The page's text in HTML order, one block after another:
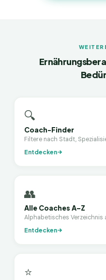
🔍
Coach-Finder
Filtere nach Stadt,
Entdecken
👥
Alle Coaches A–Z
Alphabetisches Verzeichnis
Entdecken
⭐